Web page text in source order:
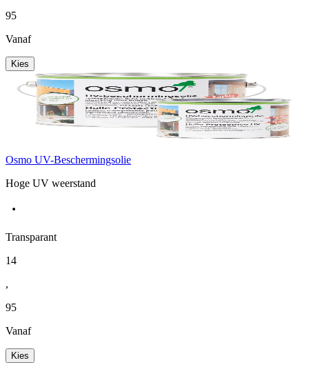
95
Vanaf
Kies
Osmo UV-Beschermingsolie
Hoge UV weerstand
Transparant
14
,
95
Vanaf
Kies